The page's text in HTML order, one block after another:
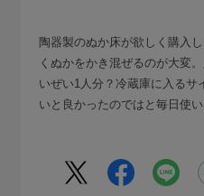
陶器製のぬか床が欲しく購入
くぬかをかき混ぜるのが大変
いぜい1人分？冷蔵庫に入るサ
いと良かったのではと毎日使い